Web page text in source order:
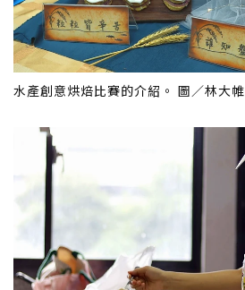
水產創意烘焙比賽的介紹。 圖／林大帷